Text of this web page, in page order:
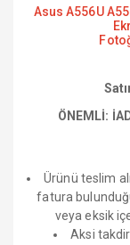
Asus A556U
ÖNEMLİ:
Ürünü teslim
fatura
veya eksik
Aksi